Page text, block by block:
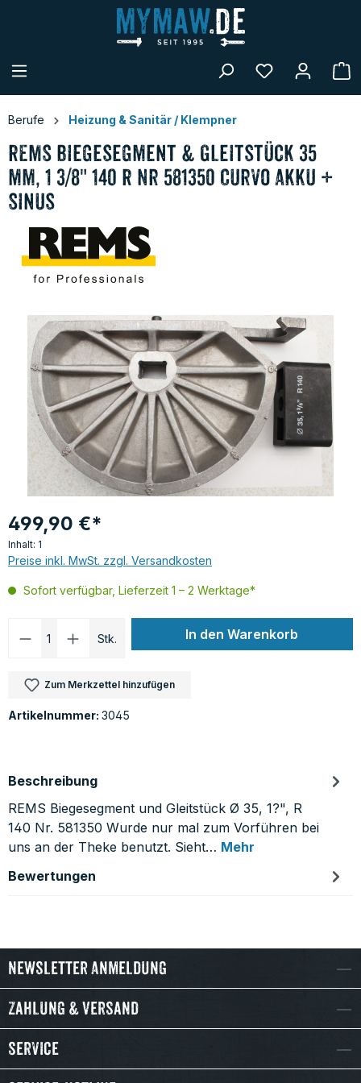
Berufe Heizung & Sanitär / Klempner
REMS Biegesegment & Gleitstück 35
mm, 1 3/8" 140 R Nr 581350 Curvo Akku +
Sinus
Bildergalerie überspringen
499,90 €*
Inhalt: 1
Preise inkl. MwSt. zzgl. Versandkosten
Sofort verfügbar, Lieferzeit 1 – 2 Werktage*
Produkt Anzahl: Gib den gewünschten
Stk. In den Warenkorb
Zum Merkzettel hinzufügen
Artikelnummer: 3045
Beschreibung
REMS Biegesegment und Gleitstück Ø 35, 1?", R
140 Nr. 581350 Wurde nur mal zum Vorführen bei
uns an der Theke benutzt. Sieht… Mehr
Bewertungen
Newsletter Anmeldung
Zahlung & Versand
Service